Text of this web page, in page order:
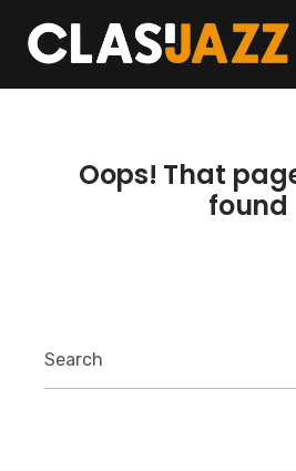
content
404
Oops! That
found